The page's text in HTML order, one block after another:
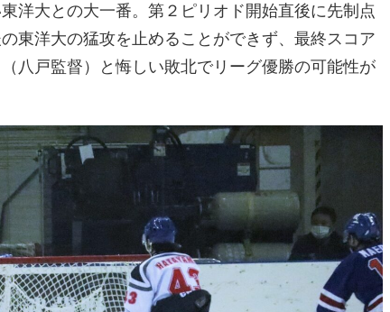
洋大との大一番。第２ピリオド開始直後に先制点
東洋大の猛攻を止めることができず、最終スコア
八戸監督）と悔しい敗北でリーグ優勝の可能性が